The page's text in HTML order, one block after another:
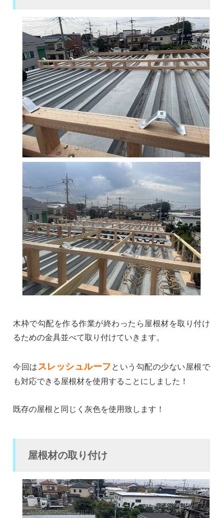
木枠で勾配を作る作業が終わったら屋根材を取り付け
るための金具並べて取り付けていきます。
今回はスレッシュルーフ という勾配の少ない屋根で
も対応できる屋根材を使用することにしました！
既存の屋根と同じく灰色を使用致します！
屋根材の取り付け